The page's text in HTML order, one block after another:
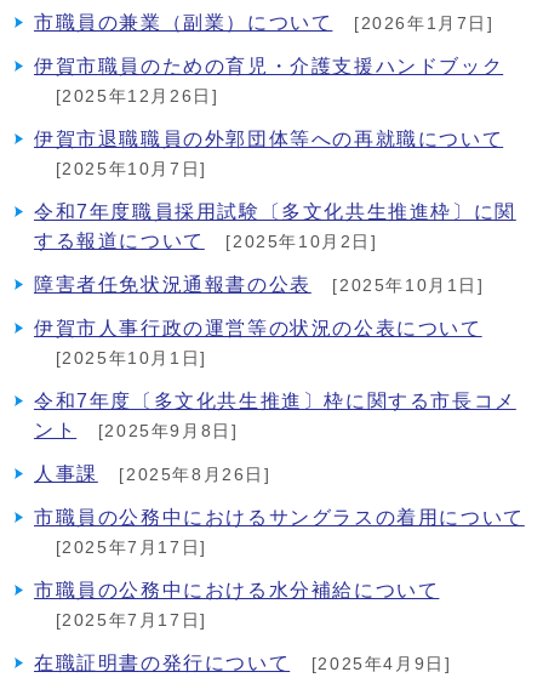
市職員の兼業（副業）について [2026年1月7日]
伊賀市職員のための育児・介護支援ハンドブック
[2025年12月26日]
伊賀市退職職員の外郭団体等への再就職について
[2025年10月7日]
令和7年度職員採用試験〔多文化共生推進枠〕に関
する報道について
[2025年10月2日]
障害者任免状況通報書の公表 [2025年10月1日]
伊賀市人事行政の運営等の状況の公表について
[2025年10月1日]
令和7年度〔多文化共生推進〕枠に関する市長コメ
ント
[2025年9月8日]
人事課 [2025年8月26日]
市職員の公務中におけるサングラスの着用について
[2025年7月17日]
市職員の公務中における水分補給について
[2025年7月17日]
在職証明書の発行について [2025年4月9日]